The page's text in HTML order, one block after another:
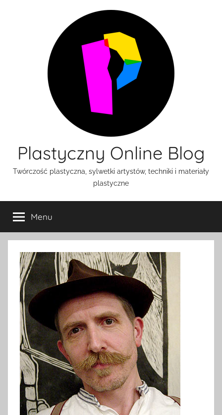
Plastyczny Online Blog
Twórczość plastyczna, sylwetki artystów, techniki i materiały
plastyczne
Menu